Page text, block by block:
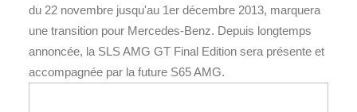
du 22 novembre jusqu'au 1er décembre 2013, marquera
une transition pour Mercedes-Benz. Depuis longtemps
annoncée, la SLS AMG GT Final Edition sera présente et
accompagnée par la future S65 AMG.